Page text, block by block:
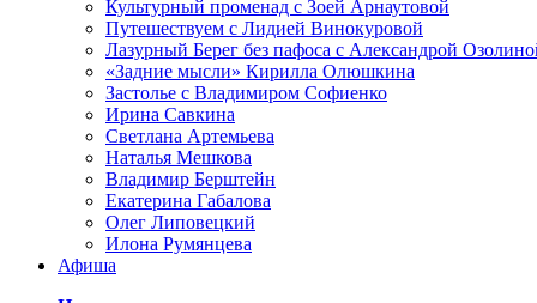
Культурный променад с Зоей Арнаутовой
Путешествуем с Лидией Винокуровой
Лазурный Берег без пафоса с Александрой
«Задние мысли» Кирилла Олюшкина
Застолье с Владимиром Софиенко
Ирина Савкина
Светлана Артемьева
Наталья Мешкова
Владимир Берштейн
Екатерина Габалова
Олег Липовецкий
Илона Румянцева
Афиша